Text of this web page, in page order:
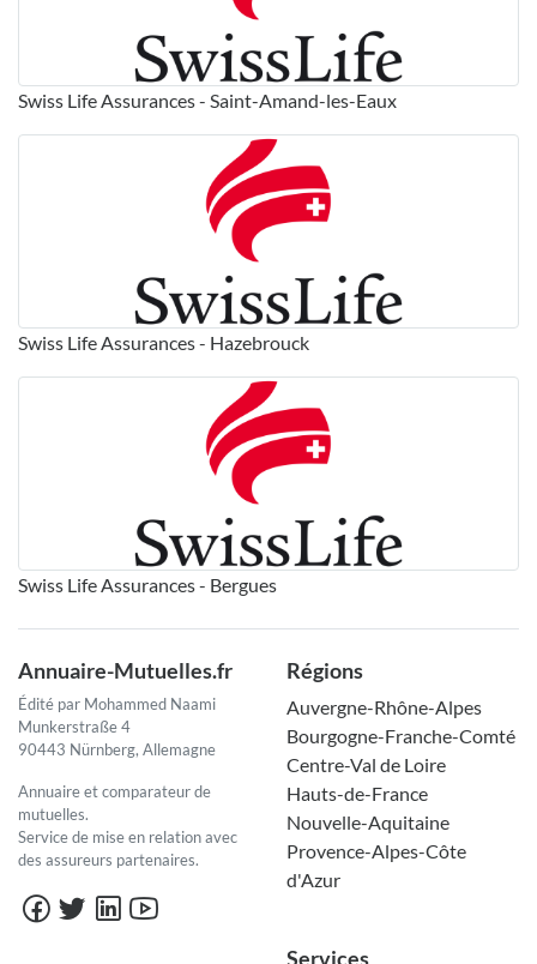
Swiss Life Assurances - Saint-Amand-les-Eaux
Swiss Life Assurances - Hazebrouck
Swiss Life Assurances - Bergues
Annuaire-Mutuelles.fr
Édité par Mohammed Naami
Munkerstraße 4
90443 Nürnberg, Allemagne
Annuaire et comparateur de
mutuelles.
Service de mise en relation avec
des assureurs partenaires.
Régions
Auvergne-Rhône-Alpes
Bourgogne-Franche-Comté
Centre-Val de Loire
Hauts-de-France
Nouvelle-Aquitaine
Provence-Alpes-Côte
d'Azur
Services